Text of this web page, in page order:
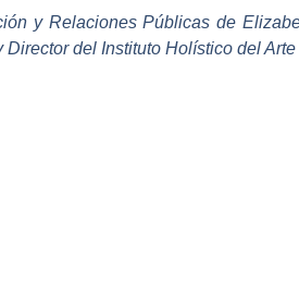
y Relaciones Públicas de
del Instituto Holístico del